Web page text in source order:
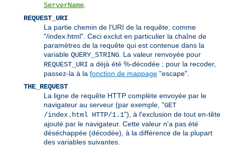
ServerName
REQUEST_URI
La partie chemin de l'URI de la requête, comme
"/index.html". Ceci exclut en particulier la chaîne de
paramètres de la requête qui est contenue dans la
variable QUERY_STRING . La valeur renvoyée pour
REQUEST_URI a déjà été %-décodée ; pour la recoder,
passez-la à la fonction de mappage "escape".
THE_REQUEST
La ligne de requête HTTP complète envoyée par le
navigateur au serveur (par exemple, "GET
/index.html HTTP/1.1"), à l'exclusion de tout en-tête
ajouté par le navigateur. Cette valeur n'a pas été
déséchappée (décodée), à la différence de la plupart
des variables suivantes.